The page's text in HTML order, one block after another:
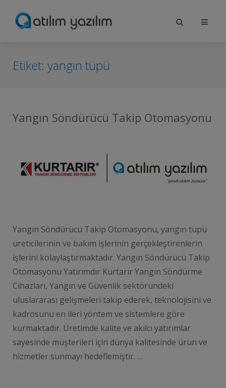
Etiket: yangın tüpü
Yangın Söndürücü Takip Otomasyonu
Yangın Söndürücü Takip Otomasyonu, yangın tüpü
üreticilerinin ve bakım işlerinin gerçekleştirenlerin
işlerini kolaylaştırmaktadır. Yangın Söndürücü Takip
Otomasyonu Yatırımdır Kurtarır Yangın Söndürme
Cihazları, Yangın ve Güvenlik sektöründeki
uluslararası gelişmeleri takip ederek, teknolojisini ve
kadrosunu en ileri yöntem ve sistemlere göre
kurmaktadır. Üretimde kalite ve akılcı yatırımlar
sayesinde müşterileri için dünya kalitesinde ürün ve
hizmetler sunmayı hedeflemiştir. …